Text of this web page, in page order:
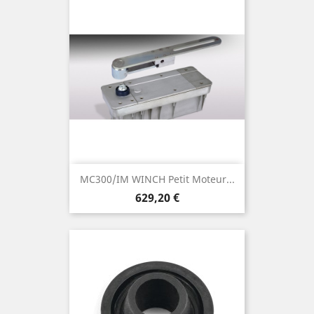
MC300/IM WINCH Petit Moteur...
Prix
629,20 €